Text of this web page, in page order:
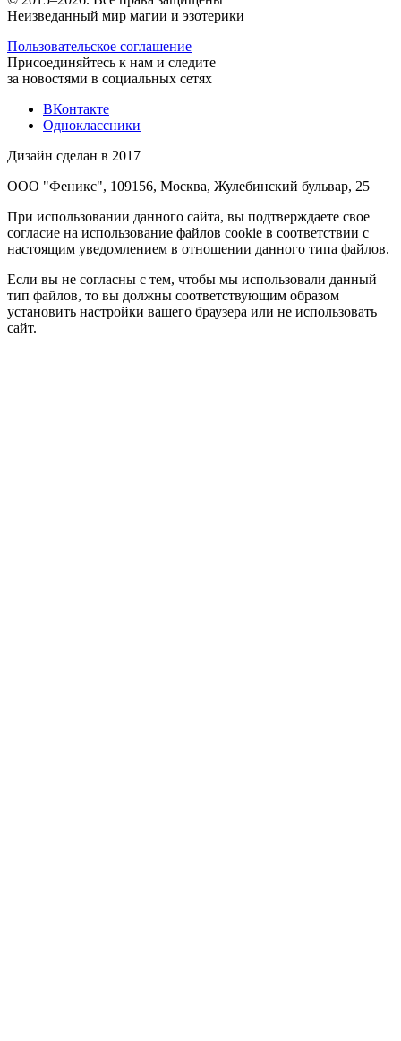
Неизведанный мир магии и эзотерики
Пользовательское соглашение
Присоединяйтесь к нам и следите
за новостями в социальных сетях
ВКонтакте
Одноклассники
Дизайн сделан в 2017
ООО "Феникс", 109156, Москва, Жулебинский бульвар, 25
При использовании данного сайта, вы подтверждаете свое
согласие на использование файлов cookie в соответствии с
настоящим уведомлением в отношении данного типа файлов.
Если вы не согласны с тем, чтобы мы использовали данный
тип файлов, то вы должны соответствующим образом
установить настройки вашего браузера или не использовать
сайт.